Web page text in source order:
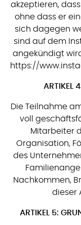
akzeptieren,
ohne dass er
sich dagegen
sind auf dem
angekündigt
https://
ARTIKEL
Die Teilnahme
voll
Mitarbeiter
Organisation,
des
Nachkommen,
dieser
ARTIKEL 5: